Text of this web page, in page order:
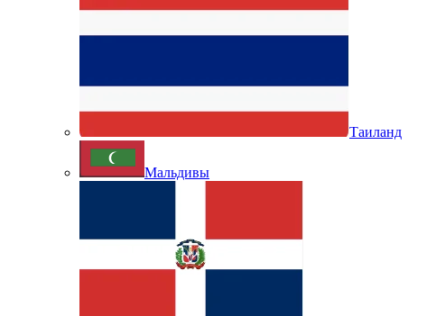
Таиланд
Мальдивы